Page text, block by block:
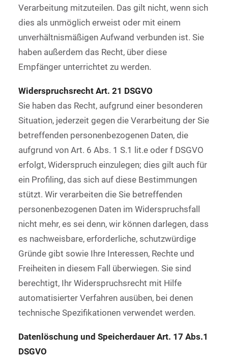
Verarbeitung mitzuteilen. Das gilt nicht, wenn sich
dies als unmöglich erweist oder mit einem
unverhältnismäßigen Aufwand verbunden ist. Sie
haben außerdem das Recht, über diese
Empfänger unterrichtet zu werden.
Widerspruchsrecht Art. 21 DSGVO
Sie haben das Recht, aufgrund einer besonderen
Situation, jederzeit gegen die Verarbeitung der Sie
betreffenden personenbezogenen Daten, die
aufgrund von Art. 6 Abs. 1 S.1 lit.e oder f DSGVO
erfolgt, Widerspruch einzulegen; dies gilt auch für
ein Profiling, das sich auf diese Bestimmungen
stützt. Wir verarbeiten die Sie betreffenden
personenbezogenen Daten im Widerspruchsfall
nicht mehr, es sei denn, wir können darlegen, dass
es nachweisbare, erforderliche, schutzwürdige
Gründe gibt sowie Ihre Interessen, Rechte und
Freiheiten in diesem Fall überwiegen. Sie sind
berechtigt, Ihr Widerspruchsrecht mit Hilfe
automatisierter Verfahren ausüben, bei denen
technische Spezifikationen verwendet werden.
Datenlöschung und Speicherdauer Art. 17 Abs.1
DSGVO